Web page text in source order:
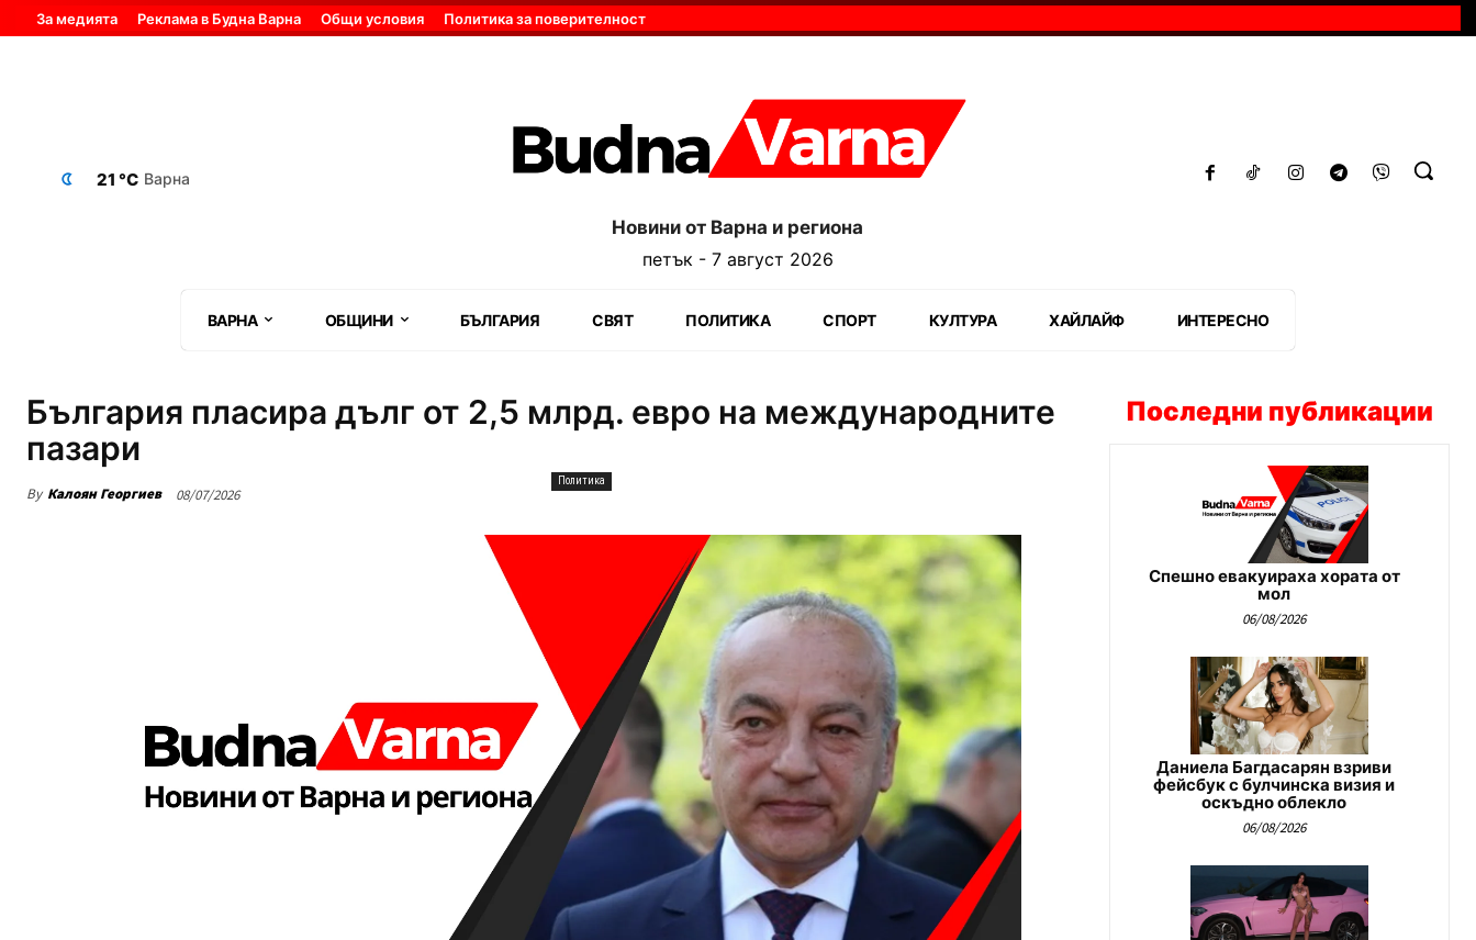
За медията Реклама в Будна Варна Общи условия Политика за поверителност
21 °C Варна
Новини от Варна и региона
петък - 7 август 2026
ВАРНА ОБЩИНИ БЪЛГАРИЯ СВЯТ ПОЛИТИКА СПОРТ КУЛТУРА ХАЙЛАЙФ ИНТЕРЕСНО
България пласира дълг от 2,5 млрд. евро на международните
пазари
By Калоян Георгиев 08/07/2026
Политика
Последни публикации
Спешно евакуираха хората от
мол
06/08/2026
Даниела Багдасарян взриви
фейсбук с булчинска визия и
оскъдно облекло
06/08/2026